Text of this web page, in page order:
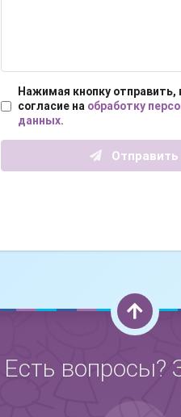
Нажимая кнопку
согласие на обработку
данных.
Отправить
Есть вопросы?